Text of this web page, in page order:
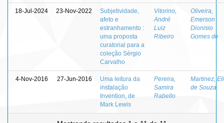
18-Jul-2024 23-Nov-2022
Subjetividade,
afeto e
estranhamento :
uma proposta
curatorial para a
coleção Sérgio
Carvalho
Vitorino,
André
Luiz
Ribeiro
Oliveira,
Emerson
Dionisio
Gomes de
4-Nov-2016 27-Jun-2016
Uma leitura da
instalação
Invention, de
Mark Lewis
Pereira,
Samira
Rabello
Martinez,
de Souza